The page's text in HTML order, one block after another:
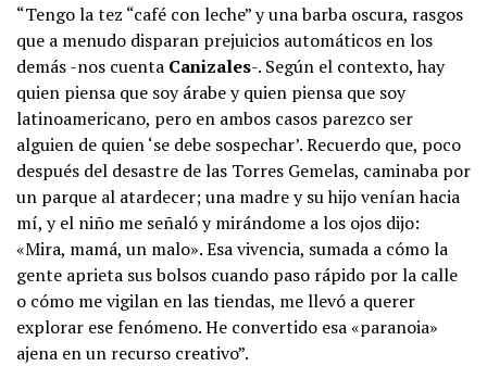
“Tengo la tez “café con leche” y una barba oscura, rasgos
que a menudo disparan prejuicios automáticos en los
demás -nos cuenta Canizales-. Según el contexto, hay
quien piensa que soy árabe y quien piensa que soy
latinoamericano, pero en ambos casos parezco ser
alguien de quien ‘se debe sospechar’. Recuerdo que, poco
después del desastre de las Torres Gemelas, caminaba por
un parque al atardecer; una madre y su hijo venían hacia
mí, y el niño me señaló y mirándome a los ojos dijo:
«Mira, mamá, un malo». Esa vivencia, sumada a cómo la
gente aprieta sus bolsos cuando paso rápido por la calle
o cómo me vigilan en las tiendas, me llevó a querer
explorar ese fenómeno. He convertido esa «paranoia»
ajena en un recurso creativo”.